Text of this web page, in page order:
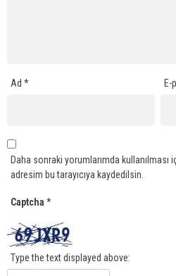
Ad *
Daha sonraki yorumlarımda
adresim bu tarayıcıya kaydedilsin.
Captcha *
Type the text displayed above: